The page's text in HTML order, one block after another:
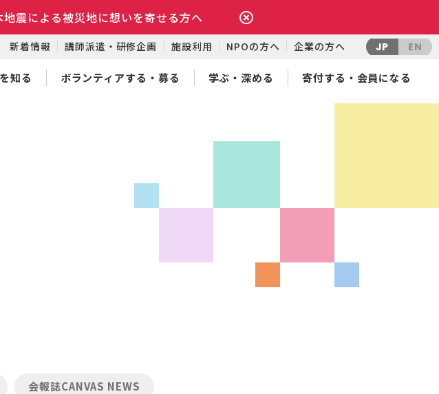
震による被災地に想いを寄せる方へ
新着情報 講師派遣・研修企画 施設利用 NPOの方へ 企業の方へ JP EN
知る ボランティアする・募る 学ぶ・深める 寄付する・会員になる
会報誌CANVAS NEWS